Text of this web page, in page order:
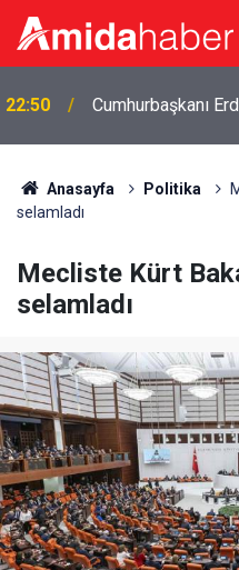
22:50 Cumhurbaşkanı
Anasayfa Politika
selamladı
Mecliste Kürt
selamladı